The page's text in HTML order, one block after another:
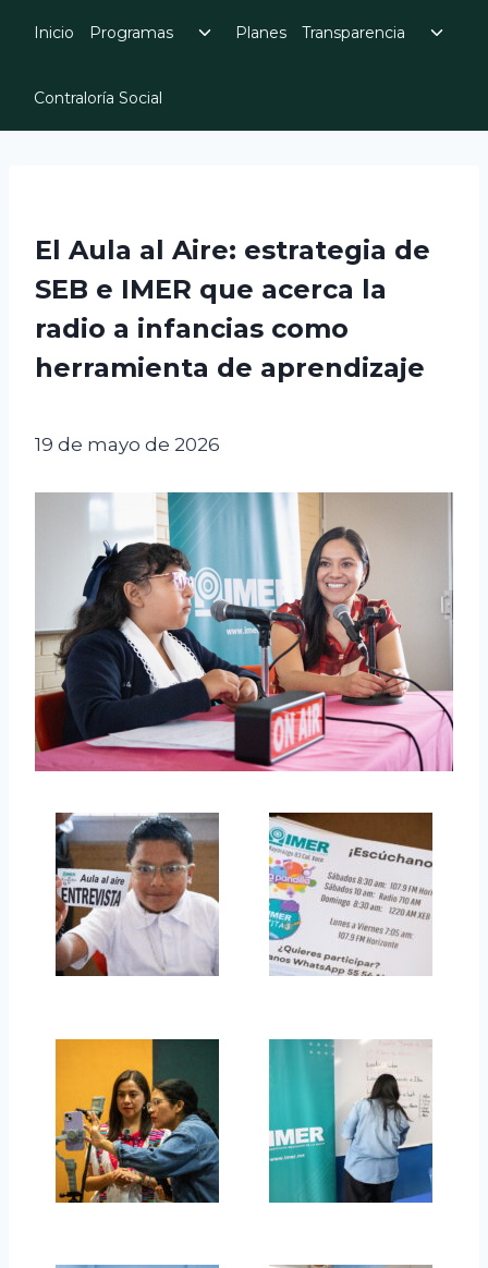
Inicio Programas
Toggle
childPlanes Transparencia
Contraloría Social
El Aula al Aire: estrategia de
SEB e IMER que acerca la
radio a infancias como
herramienta de aprendizaje
19 de mayo de 2026